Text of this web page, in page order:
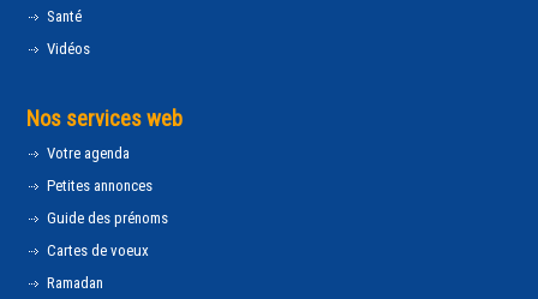
Santé
Vidéos
Nos services web
Votre agenda
Petites annonces
Guide des prénoms
Cartes de voeux
Ramadan